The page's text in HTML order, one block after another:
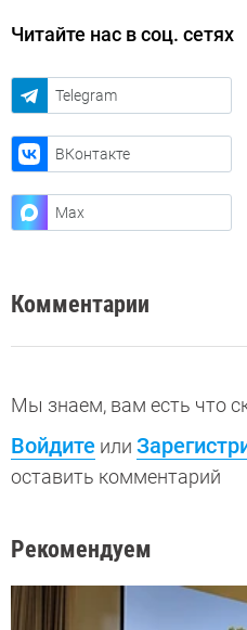
Читайте нас в соц. сетях
Telegram
ВКонтакте
Max
Комментарии
Мы знаем, вам есть что
Войдите или
оставить комментарий
Рекомендуем